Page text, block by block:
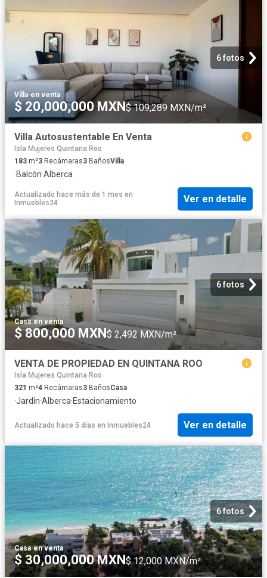
6 fotos
Villa·en venta
$ 20,000,000 MXN$ 109,289 MXN/m²
Villa Autosustentable En Venta
Isla Mujeres Quintana Roo
183 m²3 Recámaras3 BañosVilla
·Balcón·Alberca
Actualizado hace más de 1 mes en
Inmuebles24
Ver en detalle
6 fotos
Casa·en venta
$ 800,000 MXN$ 2,492 MXN/m²
VENTA DE PROPIEDAD EN QUINTANA ROO
Isla Mujeres Quintana Roo
321 m²4 Recámaras3 BañosCasa
·Jardín·Alberca·Estacionamiento
Actualizado hace 5 días en Inmuebles24 Ver en detalle
6 fotos
Casa·en venta
$ 30,000,000 MXN$ 12,000 MXN/m²